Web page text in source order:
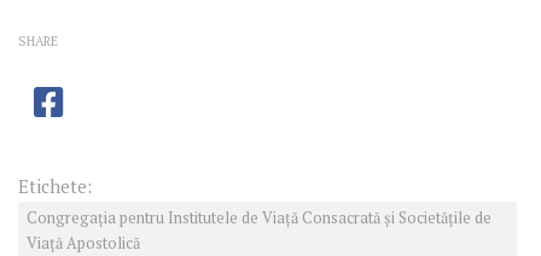
SHARE
Etichete:
Congregaţia pentru Institutele de Viaţă Consacrată şi Societăţile de
Viaţă Apostolică